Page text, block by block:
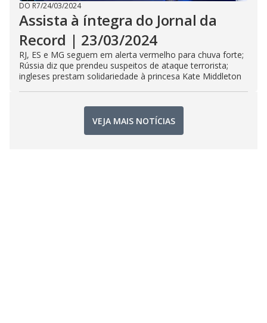
DO R7/24/03/2024
Assista à íntegra do Jornal da
Record | 23/03/2024
RJ, ES e MG seguem em alerta vermelho para chuva forte;
Rússia diz que prendeu suspeitos de ataque terrorista;
ingleses prestam solidariedade à princesa Kate Middleton
VEJA MAIS NOTÍCIAS